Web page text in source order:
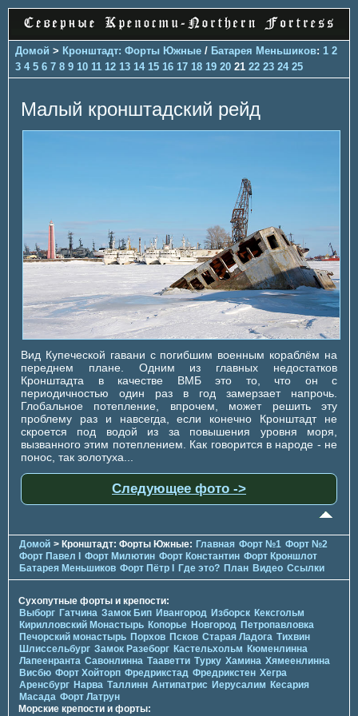
Домой > Кронштадт: Форты Южные / Батарея Меньшиков: 1 2
3 4 5 6 7 8 9 10 11 12 13 14 15 16 17 18 19 20 21 22 23 24 25
Малый кронштадский рейд
Вид Купеческой гавани с погибшим военным кораблём на
переднем плане. Одним из главных недостатков
Кронштадта в качестве ВМБ это то, что он с
периодичностью один раз в год замерзает напрочь.
Глобальное потепление, впрочем, может решить эту
проблему раз и навсегда, если конечно Кронштадт не
скроется под водой из за повышения уровня моря,
вызванного этим потеплением. Как говорится в народе - не
понос, так золотуха...
Следующее фото ->
Домой > Кронштадт: Форты Южные: Главная Форт №1 Форт №2
Форт Павел I
Форт Милютин Форт Константин Форт Кроншлот
Батарея Меньшиков Форт Пётр I Где это? План Видео Ссылки
Сухопутные форты и крепости:
Выборг Гатчина Замок Бип Ивангород Изборск Кексгольм
Кирилловский Монастырь Копорье Новгород Петропавловка
Печорcкий монастырь Порхов Псков Старая Ладога Тихвин
Шлиссельбург Замок Разеборг Кастельхольм Кюменлинна
Лапеенранта Савонлинна Тааветти Турку Хамина Хямеенлинна
Висбю Форт Хойторп Фредрикстад Фредрикстен Хегра
Аренсбург Нарва Таллинн Антипатрис Иерусалим Кесария
Масада Форт Латрун
Морские крепости и форты: